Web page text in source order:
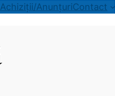
Achiziții/AnunțuriContact